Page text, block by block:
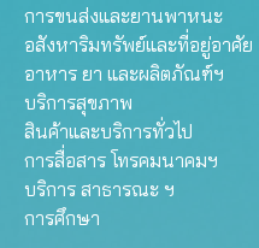
การขนส่งและยานพาหนะ
อสังหาริมทรัพย์และที่อยู่อาศัย
อาหาร ยา และผลิตภัณฑ์ฯ
บริการสุขภาพ
สินค้าและบริการทั่วไป
การสื่อสาร โทรคมนาคมฯ
บริการ สาธารณะ ฯ
การศึกษา